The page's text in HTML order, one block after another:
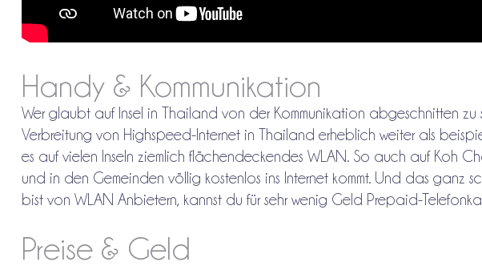
Handy & Kommunikation
Wer glaubt auf Insel in Thailand von der Kommunikation abgeschnitten zu
Verbreitung von Highspeed-Internet in Thailand erheblich weiter als
es auf vielen Inseln ziemlich flächendeckendes WLAN. So auch auf Koh
und in den Gemeinden völlig kostenlos ins Internet kommt. Und das ganz
bist von WLAN Anbietern, kannst du für sehr wenig Geld Prepaid-
Preise & Geld